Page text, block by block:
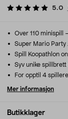
5.0
Butikklager
Over 110 minispill
Super Mario Party
Spill Koopathlon
Syv unike spillbrett
For opptil 4
Mer informasjon